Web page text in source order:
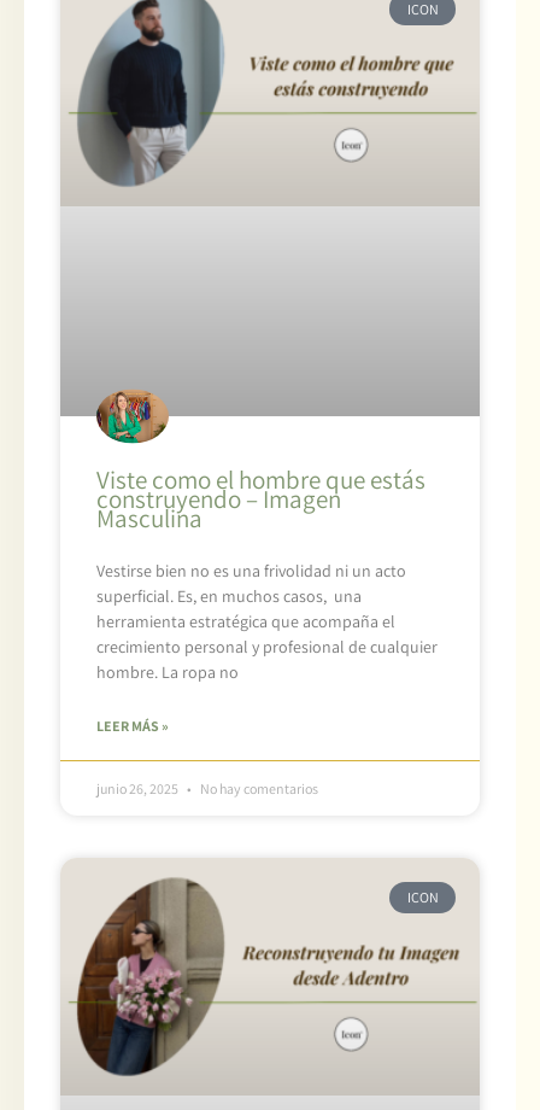
ICON
Viste como el hombre que estás
construyendo – Imagen
Masculina
Vestirse bien no es una frivolidad ni un acto
superficial. Es, en muchos casos, una
herramienta estratégica que acompaña el
crecimiento personal y profesional de cualquier
hombre. La ropa no
LEER MÁS »
junio 26, 2025 No hay comentarios
ICON